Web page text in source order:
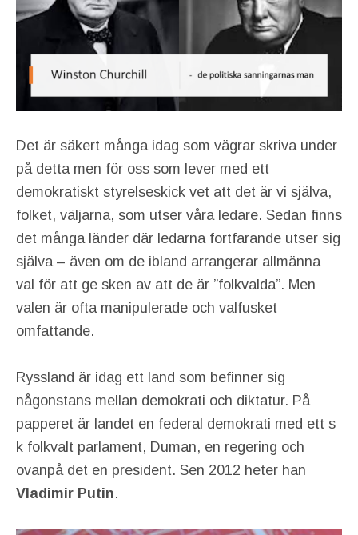
Det är säkert många idag som vägrar skriva under
på detta men för oss som lever med ett
demokratiskt styrelseskick vet att det är vi själva,
folket, väljarna, som utser våra ledare. Sedan finns
det många länder där ledarna fortfarande utser sig
själva – även om de ibland arrangerar allmänna
val för att ge sken av att de är ”folkvalda”. Men
valen är ofta manipulerade och valfusket
omfattande.
Ryssland är idag ett land som befinner sig
någonstans mellan demokrati och diktatur. På
papperet är landet en federal demokrati med ett s
k folkvalt parlament, Duman, en regering och
ovanpå det en president. Sen 2012 heter han
Vladimir Putin.